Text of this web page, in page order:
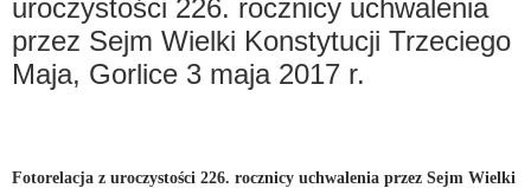
uroczystości 226. rocznicy uchwalenia
przez Sejm Wielki Konstytucji Trzeciego
Maja, Gorlice 3 maja 2017 r.
Fotorelacja z uroczystości 226. rocznicy uchwalenia przez Sejm Wielki